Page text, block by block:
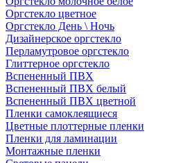
Оргстекло цветное
Оргстекло День \ Ночь
Дизайнерское оргстекло
Перламутровое оргстекло
Глиттерное оргстекло
Вспененный ПВХ
Вспененный ПВХ белый
Вспененный ПВХ цветной
Пленки самоклеящиеся
Цветные плоттерные пленки
Пленки для ламинации
Монтажные пленки